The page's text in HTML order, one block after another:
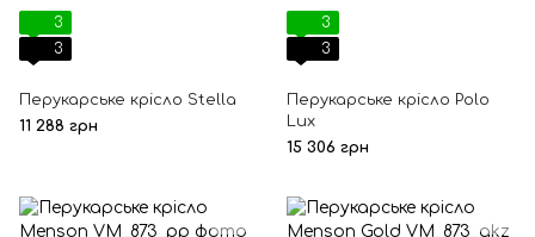
3
3
Перукарське крісло Stella
11 288 грн
3
3
Перукарське крісло Polo
Lux
15 306 грн